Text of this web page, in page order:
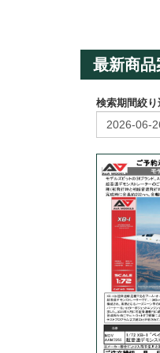
最新商品
検索期間絞り